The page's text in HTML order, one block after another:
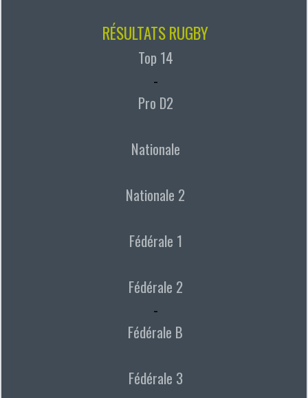
RÉSULTATS RUGBY
Top 14
-
Pro D2
Nationale
Nationale 2
Fédérale 1
Fédérale 2
-
Fédérale B
Fédérale 3